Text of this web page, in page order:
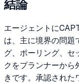
結論
エージェントに
は、主に境界の問題
グ、ポーリング、セ
クをプランナーから
きです。承認された